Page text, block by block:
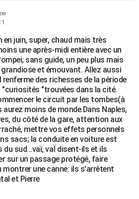
juin, super, chaud mais très
une après-midi entière avec un
sans guide, un peu plus mais
et émouvant. Allez aussi
renferme des richesses de la période
"curiosités "trouvées dans la cité.
le circuit par les tombes(à
aurez moins de monde.Dans Naples,
du côté de la gare, attention aux
mettre vos effets personnels
sacs; la conduite en voiture est
du sud...vaï, vaÏ disent-ils et ils
sur un passage protégé, faire
montrer une canne: ils s'arrêtent
et Pierre